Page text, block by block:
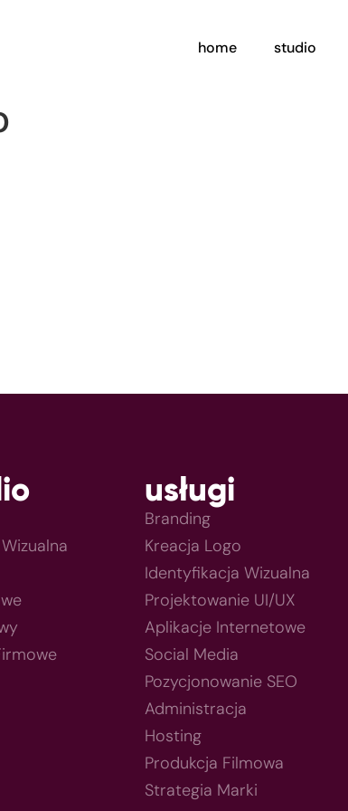
home studio
usługi
Branding
Kreacja Logo
Identyfikacja Wizualna
Projektowanie UI/UX
Aplikacje Internetowe
Social Media
Pozycjonowanie SEO
Administracja
Hosting
Produkcja Filmowa
Strategia Marki